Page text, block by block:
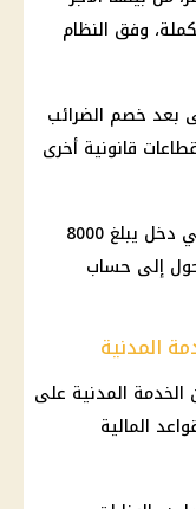
وفق النظام
بعد خصم الضرائب
قانونية أخرى
لذلك قد يظهر في مفردات المرتب إجمالي دخل يبلغ 8000
إلى حساب
المدنية
المدنية على
المالية